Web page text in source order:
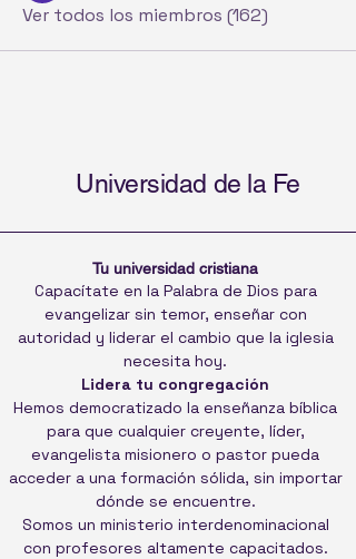
Ver todos los miembros (162)
Universidad de la Fe
Tu universidad cristiana
Capacítate en la Palabra de Dios para
evangelizar sin temor, enseñar con
autoridad y liderar el cambio que la iglesia
necesita hoy.
Lidera tu congregación
Hemos democratizado la enseñanza bíblica
para que cualquier creyente, líder,
evangelista misionero o pastor pueda
acceder a una formación sólida, sin importar
dónde se encuentre.
Somos un ministerio interdenominacional
con profesores altamente capacitados.